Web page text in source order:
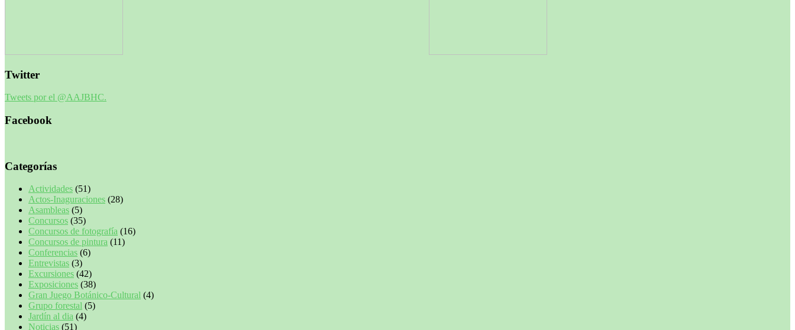
Twitter
Tweets por el @AAJBHC.
Facebook
Categorías
Actividades (51)
Actos-Inaguraciones (28)
Asambleas (5)
Concursos (35)
Concursos de fotografía (16)
Concursos de pintura (11)
Conferencias (6)
Entrevistas (3)
Excursiones (42)
Exposiciones (38)
Gran Juego Botánico-Cultural (4)
Grupo forestal (5)
Jardín al dia (4)
Noticias (51)